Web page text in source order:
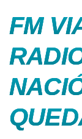
FM